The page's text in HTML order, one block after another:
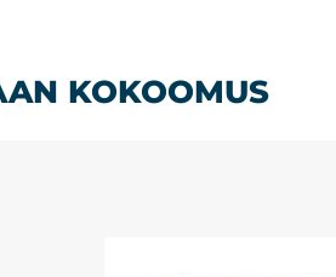
KOKOOMUS